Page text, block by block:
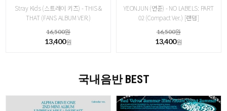
Stray Kids (스트레이 키즈) - THIS &
THAT (FANS ALBUM VER.)
16,500원
13,400원
YEONJUN (연준) - NO LABELS: PART
02 (Compact Ver.) [랜덤]
16,500원
13,400원
국내음반 BEST